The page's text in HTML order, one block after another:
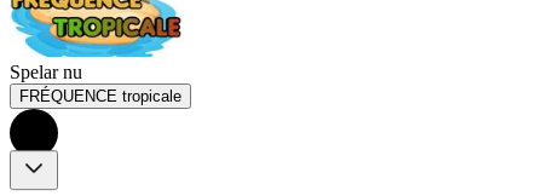
Spelar nu
FRÉQUENCE tropicale